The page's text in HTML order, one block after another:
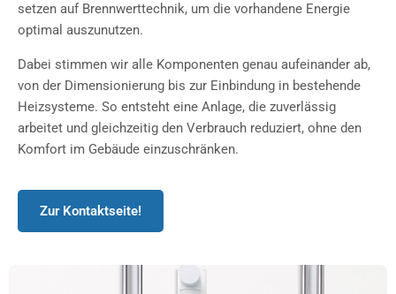
setzen auf Brennwerttechnik, um die vorhandene Energie
optimal auszunutzen.
Dabei stimmen wir alle Komponenten genau aufeinander ab,
von der Dimensionierung bis zur Einbindung in bestehende
Heizsysteme. So entsteht eine Anlage, die zuverlässig
arbeitet und gleichzeitig den Verbrauch reduziert, ohne den
Komfort im Gebäude einzuschränken.
Zur Kontaktseite!